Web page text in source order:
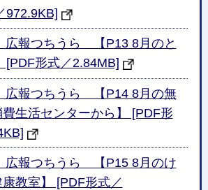
972.9KB]
報つちうら 【P13 8月のと
[PDF形式／2.84MB]
報つちうら 【P14 8月の無
生活センターから】 [PDF形
報つちうら 【P15 8月のけ
教室】 [PDF形式／